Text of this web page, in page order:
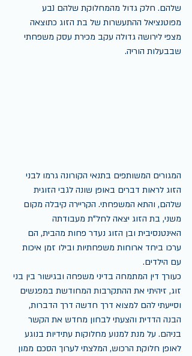
שלהם. חלק גדול מהמחלוקת שלהם נבע
מפוטנציאל ההתעשרות של בת הזוג כתוצאה
מצפי לירושה גדולה עקב מכירת עסק משפחתי
שבבעלות הוריה.
המגורים המשותפים בתנאי הקורונה גרמו לבני
הזוג לראות דברים באופן שונה לגבי הזוגית
שלהם, והתא המשפחתי. הקריירה קיבלה מקום
משני, בת הזוג יצאה לחל"ת מעבודתה
האינטנסיבית ובן הזוג נעדר פחות מהבית, הם
ערכו ביחד ארוחות משפחתיות ובילו זמן איכות
עם הילדים.
כעורך דין המתמחה בדיני משפחה ובגישור בין בני
זוג, זיהיתי את ההתקרבות המחודשת במפגשים
וסייעתי להם למצוא דרך חדשה דרך הדברות,
הבנה הדדית והצעתי לבחון מחדש את הקשר
בניהם. על מנת למנוע מחלוקות עתידיות בנוגע
לאופן חלוקת הרכוש, המלצתי לערוך הסכם ממון